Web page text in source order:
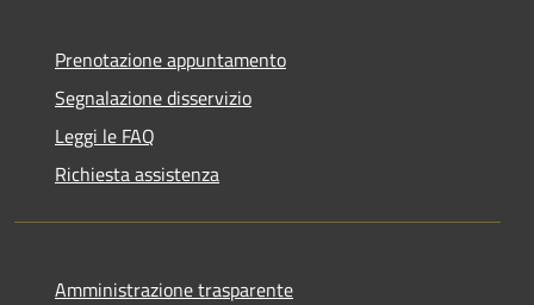
Prenotazione appuntamento
Segnalazione disservizio
Leggi le FAQ
Richiesta assistenza
Amministrazione trasparente